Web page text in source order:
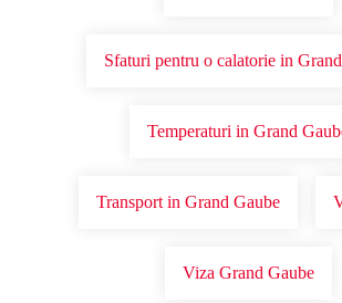
Sfaturi pentru o calatorie in
Temperaturi in Grand
Transport in Grand Gaube
Viza Grand Gaube